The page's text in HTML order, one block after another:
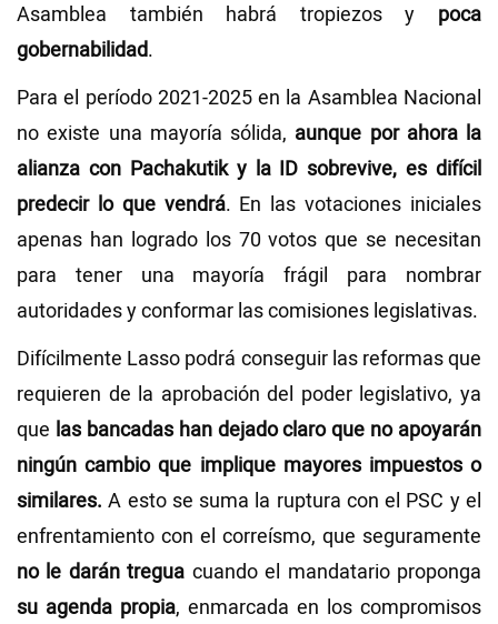
Asamblea también habrá tropiezos y poca
gobernabilidad.
Para el período 2021-2025 en la Asamblea Nacional
no existe una mayoría sólida, aunque por ahora la
alianza con Pachakutik y la ID sobrevive, es difícil
predecir lo que vendrá. En las votaciones iniciales
apenas han logrado los 70 votos que se necesitan
para tener una mayoría frágil para nombrar
autoridades y conformar las comisiones legislativas.
Difícilmente Lasso podrá conseguir las reformas que
requieren de la aprobación del poder legislativo, ya
que las bancadas han dejado claro que no apoyarán
ningún cambio que implique mayores impuestos o
similares.A esto se suma la ruptura con el PSC y el
enfrentamiento con el correísmo, que seguramente
no le darán tregua cuando el mandatario proponga
su agenda propia, enmarcada en los compromisos